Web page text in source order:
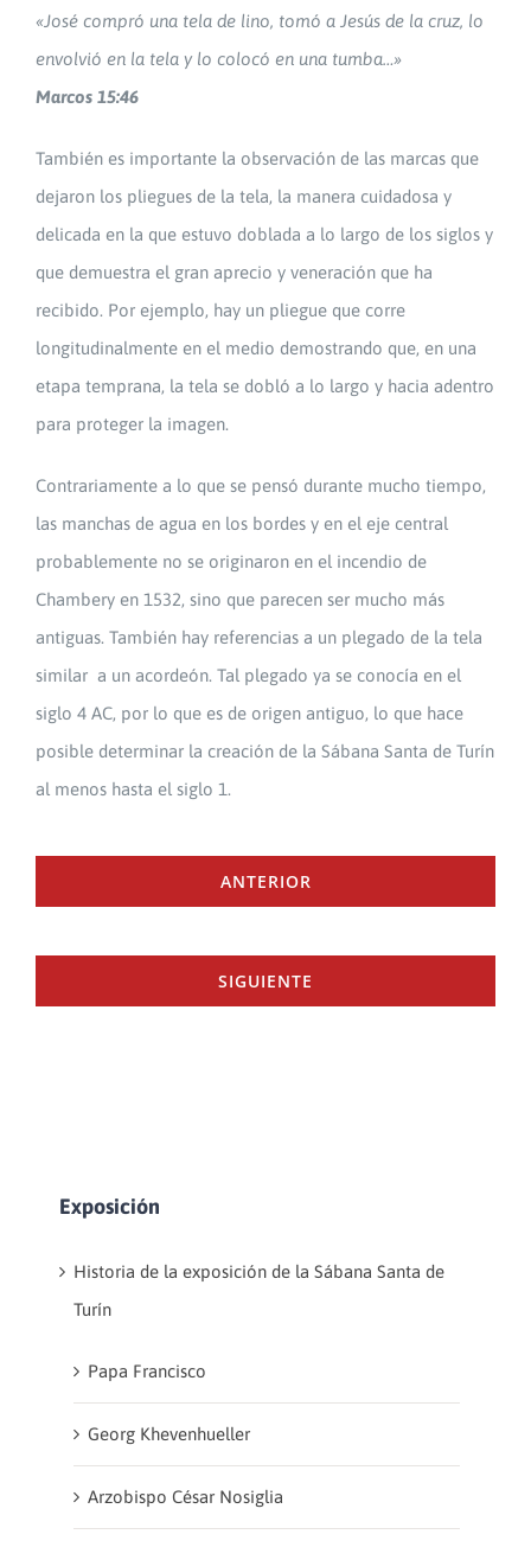
«José compró una tela de lino, tomó a Jesús de la cruz, lo
envolvió en la tela y lo colocó en una tumba…»
Marcos 15:46
También es importante la observación de las marcas que
dejaron los pliegues de la tela, la manera cuidadosa y
delicada en la que estuvo doblada a lo largo de los siglos y
que demuestra el gran aprecio y veneración que ha
recibido. Por ejemplo, hay un pliegue que corre
longitudinalmente en el medio demostrando que, en una
etapa temprana, la tela se dobló a lo largo y hacia adentro
para proteger la imagen.
Contrariamente a lo que se pensó durante mucho tiempo,
las manchas de agua en los bordes y en el eje central
probablemente no se originaron en el incendio de
Chambery en 1532, sino que parecen ser mucho más
antiguas. También hay referencias a un plegado de la tela
similar a un acordeón. Tal plegado ya se conocía en el
siglo 4 AC, por lo que es de origen antiguo, lo que hace
posible determinar la creación de la Sábana Santa de Turín
al menos hasta el siglo 1.
ANTERIOR
SIGUIENTE
Exposición
Historia de la exposición de la Sábana Santa de
Turín
Papa Francisco
Georg Khevenhueller
Arzobispo César Nosiglia